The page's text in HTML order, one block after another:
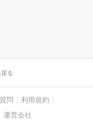
る
問
利用規約
運営会社